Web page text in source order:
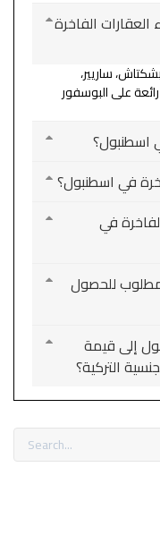
الفاخرة
ساريير،
على البوسفور
اسطنبول؟
في اسطنبول؟
في
للحصول
إلى قيمة
التركية؟